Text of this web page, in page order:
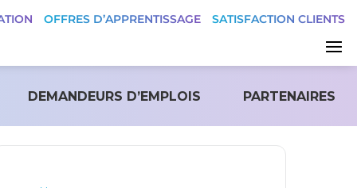
OFFRES D’APPRENTISSAGE SATISFACTION CLIENTS
DEMANDEURS D’EMPLOIS PARTENAIRES